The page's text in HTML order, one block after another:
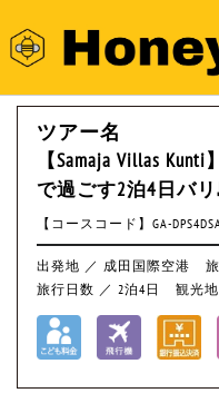
ツアー名
【Samaja Villas
で過ごす2泊4日バリ
【コースコード】GA-
出発地 ／ 成田国際空港
旅行日数 ／ 2泊4日
観光